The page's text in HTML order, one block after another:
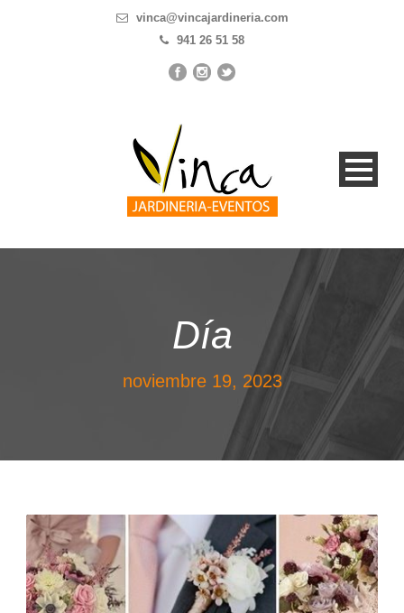
vinca@vincajardineria.com
941 26 51 58
Día
noviembre 19, 2023